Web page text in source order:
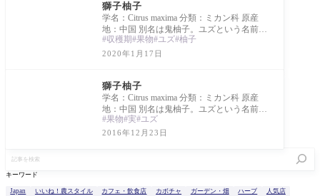
獅子柚子
学名：Citrus maxima 分類：ミカン科 原産
地：中国 別名は鬼柚子。ユズという名前が
ついているが、ブンタンの亜種。食用とい
うよりは
収穫期 果物 ユズ 柚子
2020年1月17日
獅子柚子
学名：Citrus maxima 分類：ミカン科 原産
地：中国 別名は鬼柚子。ユズという名前が
ついているが、ブンタンの亜種。食用とい
うよりは
果物 実 ユズ
2016年12月23日
を
索
キーワード
Japan いいね！農スタイル カフェ・飲食店 カボチャ ガーデン・畑 ハーブ
人気店